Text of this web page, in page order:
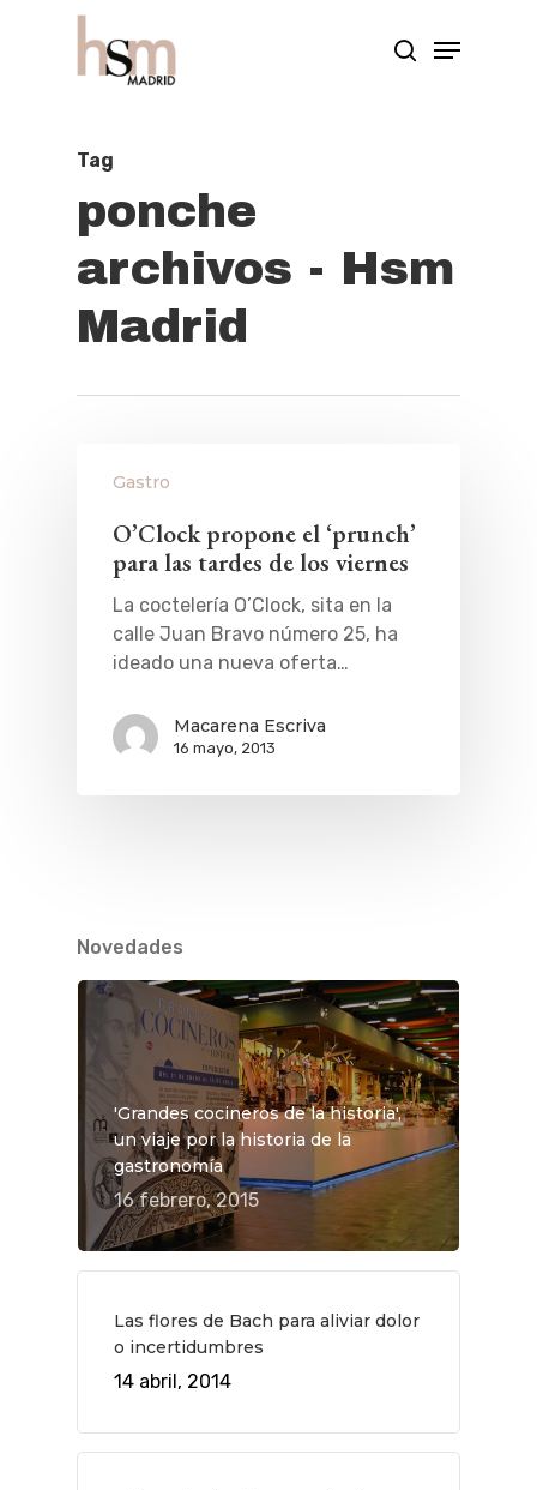
Tag
ponche
archivos - Hsm
Madrid
Gastro
O’Clock propone el ‘prunch’
para las tardes de los viernes
La coctelería O’Clock, sita en la
calle Juan Bravo número 25, ha
ideado una nueva oferta…
Macarena Escriva
16 mayo, 2013
Novedades
'Grandes cocineros de la historia',
un viaje por la historia de la
gastronomía
16 febrero, 2015
Las flores de Bach para aliviar dolor
o incertidumbres
14 abril, 2014